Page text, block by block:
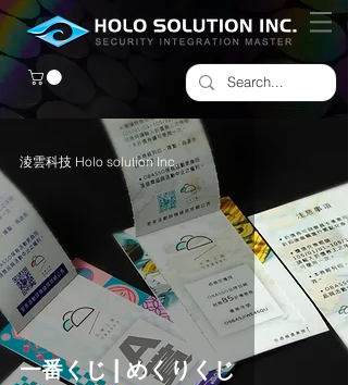
一番くじ | めくりくじ
淩雲科技 Holo solution Inc.